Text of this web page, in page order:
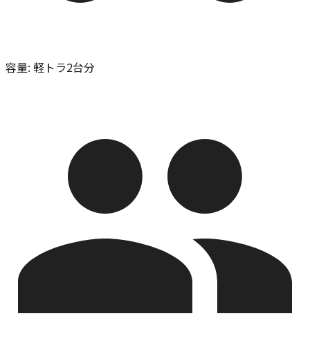
容量: 軽トラ2台分